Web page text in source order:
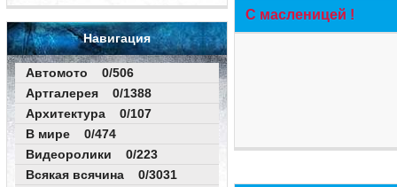
Навигация
Автомото 0/506
Артгалерея 0/1388
Архитектура 0/107
В мире 0/474
Видеоролики 0/223
Всякая всячина 0/3031
С масленицей !